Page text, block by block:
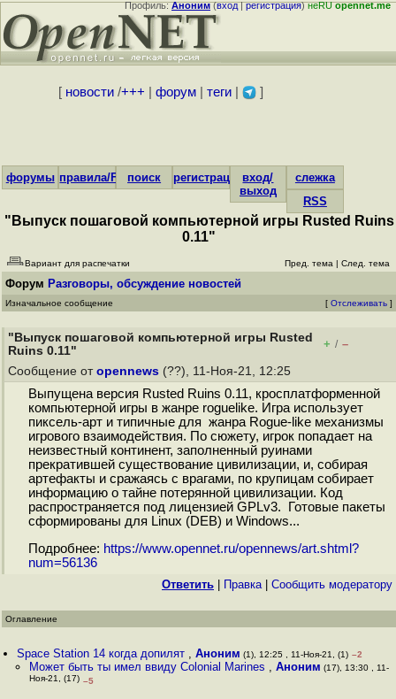
Профиль:Аноним(вход|регистрация)неRUopennet.me
[ новости/+++ форум| теги| ]
форумы правила/FAQпоиск регистрациявход/
выход
слежка
RSS
"Выпуск пошаговой компьютерной игры Rusted Ruins
0.11"
Вариант для распечатки Пред. тема | След. тема
Форум Разговоры, обсуждение новостей
Изначальное сообщение [ Отслеживать ]
"Выпуск пошаговой компьютерной игры Rusted
Ruins 0.11"
+ / –
Сообщение от opennews (??), 11-Ноя-21, 12:25
Выпущена версия Rusted Ruins 0.11, кросплатформенной
компьютерной игры в жанре roguelike. Игра использует
пиксель-арт и типичные для жанра Rogue-like механизмы
игрового взаимодействия. По сюжету, игрок попадает на
неизвестный континент, заполненный руинами
прекратившей существование цивилизации, и, собирая
артефакты и сражаясь с врагами, по крупицам собирает
информацию о тайне потерянной цивилизации. Код
распространяется под лицензией GPLv3. Готовые пакеты
сформированы для Linux (DEB) и Windows...
Подробнее: https://www.opennet.ru/opennews/art.shtml?
num=56136
Ответить Правка| Cообщить модератору
Оглавление
Space Station 14 когда допилят ,Аноним (1), 12:25 , 11-Ноя-21, (1) –2
Может быть ты имел ввиду Colonial Marines , Аноним (17), 13:30 , 11-
Ноя-21, (17) –5